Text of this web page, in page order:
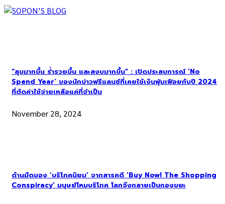
“สุขมากขึ้น ร่ำรวยขึ้น และสงบมากขึ้น” : เปิดประสบการณ์ ‘No
Spend Year’ ของนักข่าวฟรีแลนซ์ที่เคยใช้เงินฟุ่มเฟือยกับปี 2024
ที่ตัดค่าใช้จ่ายเหลือแค่ที่จำเป็น
November 28, 2024
ด้านมืดของ ‘บริโภคนิยม’ จากสารคดี ‘Buy Now! The Shopping
Conspiracy’ มนุษย์โหมบริโภค โลกจึงกลายเป็นกองขยะ